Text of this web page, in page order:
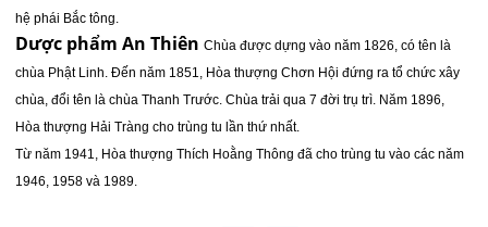
hệ phái Bắc tông.
Dược phẩm An Thiên Chùa được dựng vào năm 1826, có tên là
chùa Phật Linh. Đến năm 1851, Hòa thượng Chơn Hội đứng ra tổ chức xây
chùa, đổi tên là chùa Thanh Trước. Chùa trải qua 7 đời trụ trì. Năm 1896,
Hòa thượng Hải Tràng cho trùng tu lần thứ nhất.
Từ năm 1941, Hòa thượng Thích Hoằng Thông đã cho trùng tu vào các năm
1946, 1958 và 1989.